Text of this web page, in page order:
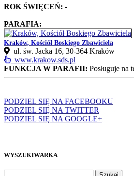
ROK ŚWIĘCEŃ: -
PARAFIA:
Kraków, Kościół Boskiego Zbawiciela
ul. św. Jacka 16, 30-364 Kraków
www.krakow.sds.pl
FUNKCJA W PARAFII: Posługuje na
PODZIEL SIĘ NA FACEBOOKU
PODZIEL SIĘ NA TWITTER
PODZIEL SIĘ NA GOOGLE+
WYSZUKIWARKA